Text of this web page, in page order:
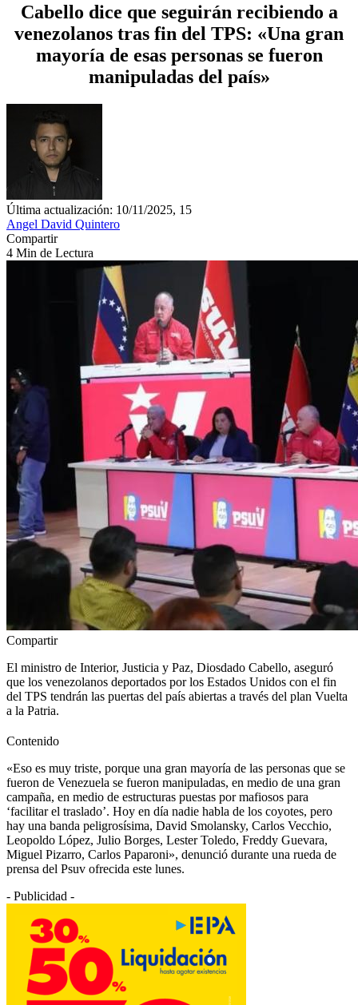
Cabello dice que seguirán recibiendo a
venezolanos tras fin del TPS: «Una gran
mayoría de esas personas se fueron
manipuladas del país»
Última actualización: 10/11/2025, 15
Angel David Quintero
Compartir
4 Min de Lectura
Compartir
El ministro de Interior, Justicia y Paz, Diosdado Cabello, aseguró
que los venezolanos deportados por los Estados Unidos con el fin
del TPS tendrán las puertas del país abiertas a través del plan Vuelta
a la Patria.
Contenido
«Eso es muy triste, porque una gran mayoría de las personas que se
fueron de Venezuela se fueron manipuladas, en medio de una gran
campaña, en medio de estructuras puestas por mafiosos para
‘facilitar el traslado’. Hoy en día nadie habla de los coyotes, pero
hay una banda peligrosísima, David Smolansky, Carlos Vecchio,
Leopoldo López, Julio Borges, Lester Toledo, Freddy Guevara,
Miguel Pizarro, Carlos Paparoni», denunció durante una rueda de
prensa del Psuv ofrecida este lunes.
- Publicidad -